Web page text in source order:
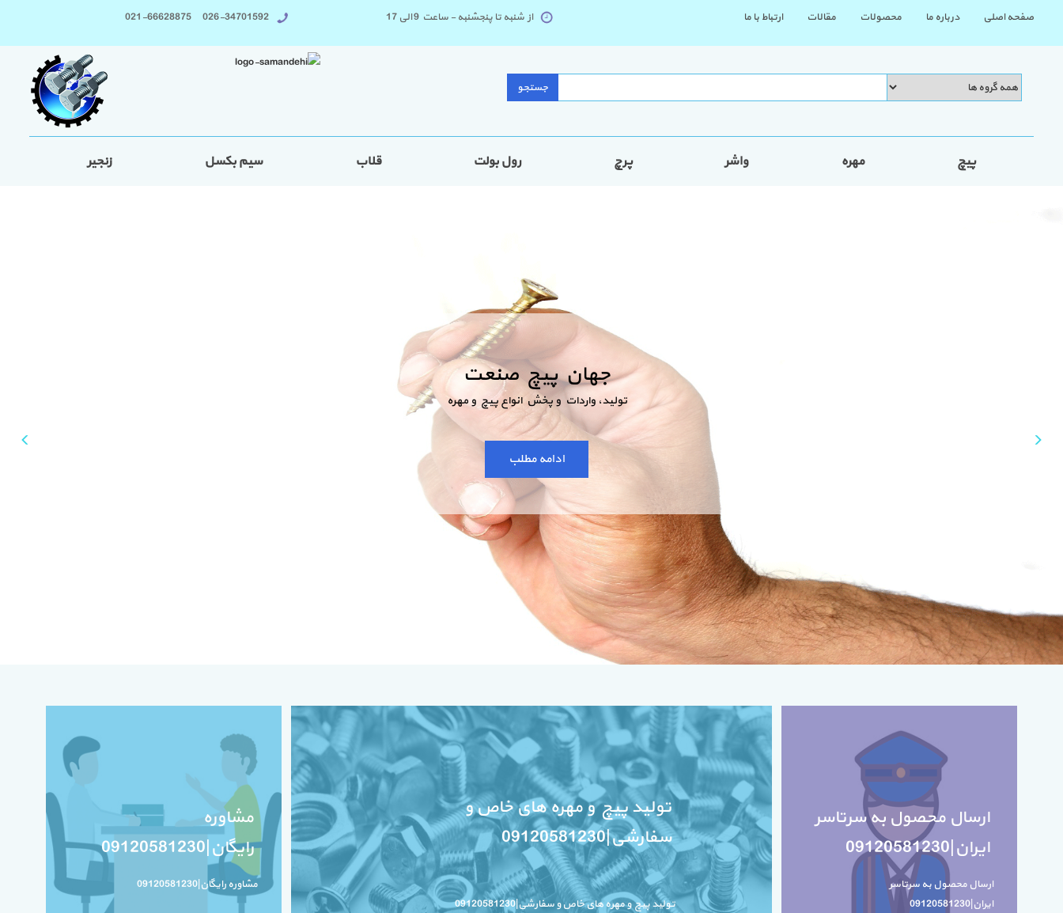
صفحه اصلی درباره ما محصولات مقالات ارتباط با ما 026-34701592 021-66628875 از شنبه تا پنجشنبه - ساعت 9 الی 17
جستجو
پیچ مهره واشر پرچ رول بولت قلاب سیم بکسل زنجیر
جهان پیچ صنعت
تولید، واردات و پخش انواع پیچ و مهره
ادامه مطلب
ارسال محصول به سرتاسر
ایران|09120581230
ارسال محصول به سرتاسر
ایران|09120581230
تولید پیچ و مهره های خاص و
سفارشی|09120581230
تولید پیچ و مهره های خاص و سفارشی|09120581230
مشاوره
رایگان|09120581230
مشاوره رایگان|09120581230